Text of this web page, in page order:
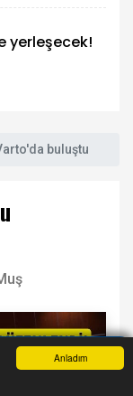
Anladım
yerleşecek!
buluştu
İhbar Hattı Menu